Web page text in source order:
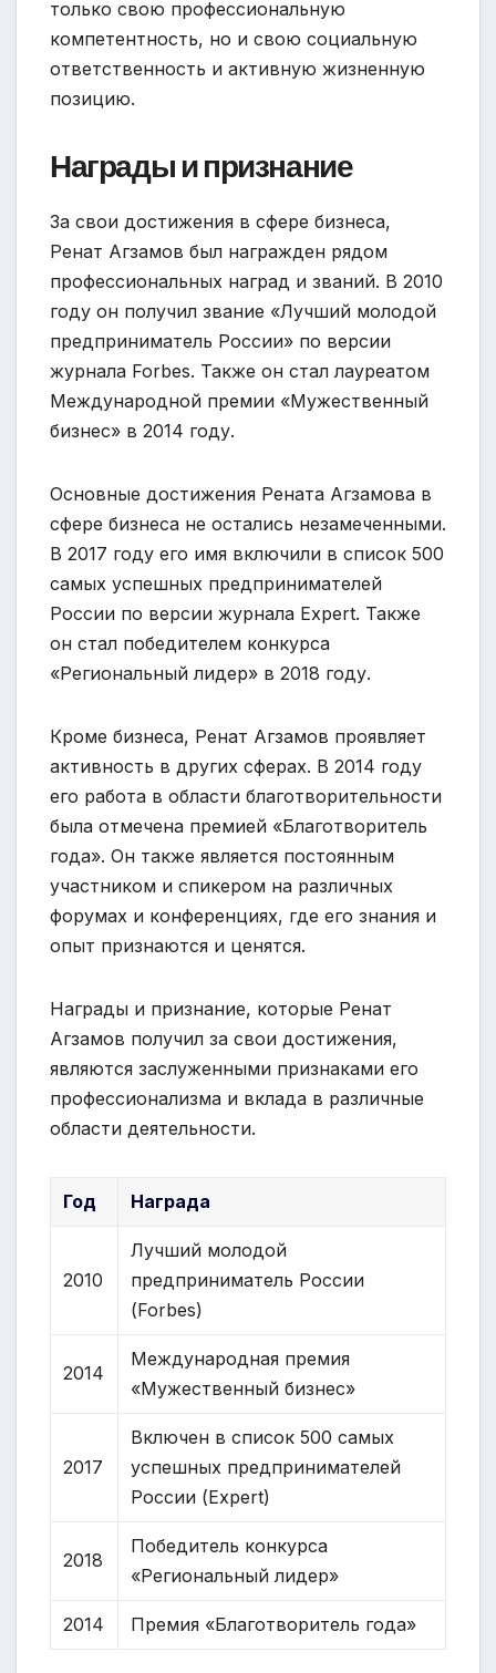
только свою профессиональную
компетентность, но и свою социальную
ответственность и активную жизненную
позицию.
Награды и признание
За свои достижения в сфере бизнеса,
Ренат Агзамов был награжден рядом
профессиональных наград и званий. В 2010
году он получил звание «Лучший молодой
предприниматель России» по версии
журнала Forbes. Также он стал лауреатом
Международной премии «Мужественный
бизнес» в 2014 году.
Основные достижения Рената Агзамова в
сфере бизнеса не остались незамеченными.
В 2017 году его имя включили в список 500
самых успешных предпринимателей
России по версии журнала Expert. Также
он стал победителем конкурса
«Региональный лидер» в 2018 году.
Кроме бизнеса, Ренат Агзамов проявляет
активность в других сферах. В 2014 году
его работа в области благотворительности
была отмечена премией «Благотворитель
года». Он также является постоянным
участником и спикером на различных
форумах и конференциях, где его знания и
опыт признаются и ценятся.
Награды и признание, которые Ренат
Агзамов получил за свои достижения,
являются заслуженными признаками его
профессионализма и вклада в различные
области деятельности.
Год Награда
2010
Лучший молодой
предприниматель России
(Forbes)
2014
Международная премия
«Мужественный бизнес»
2017
Включен в список 500 самых
успешных предпринимателей
России (Expert)
2018
Победитель конкурса
«Региональный лидер»
2014 Премия «Благотворитель года»